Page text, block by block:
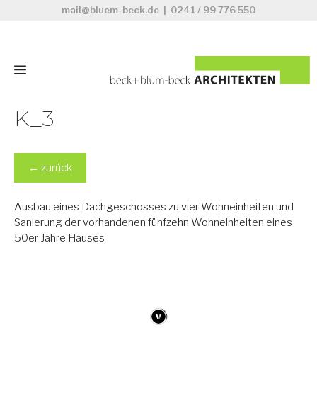
mail@bluem-beck.de 0241 / 99 776 550
Menü
K_3
← zurück
Ausbau eines Dachgeschosses zu vier Wohneinheiten und
Sanierung der vorhandenen fünfzehn Wohneinheiten eines
50er Jahre Hauses